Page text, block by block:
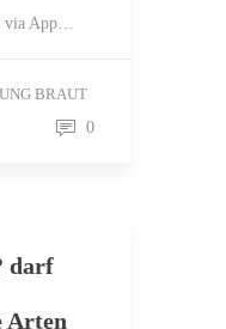
via App…
BRAUT
0
darf
Arten